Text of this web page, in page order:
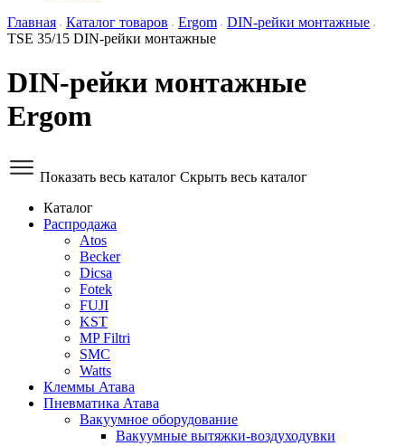
Главная
Каталог товаров Ergom
DIN-рейки монтажные
TSE 35/15 DIN-рейки монтажные
DIN-рейки монтажные
Ergom
Показать весь каталог Скрыть весь каталог
Каталог
Распродажа
Atos
Becker
Dicsa
Fotek
FUJI
KST
MP Filtri
SMC
Watts
Клеммы Атава
Пневматика Атава
Вакуумное оборудование
Вакуумные вытяжки-воздуходувки